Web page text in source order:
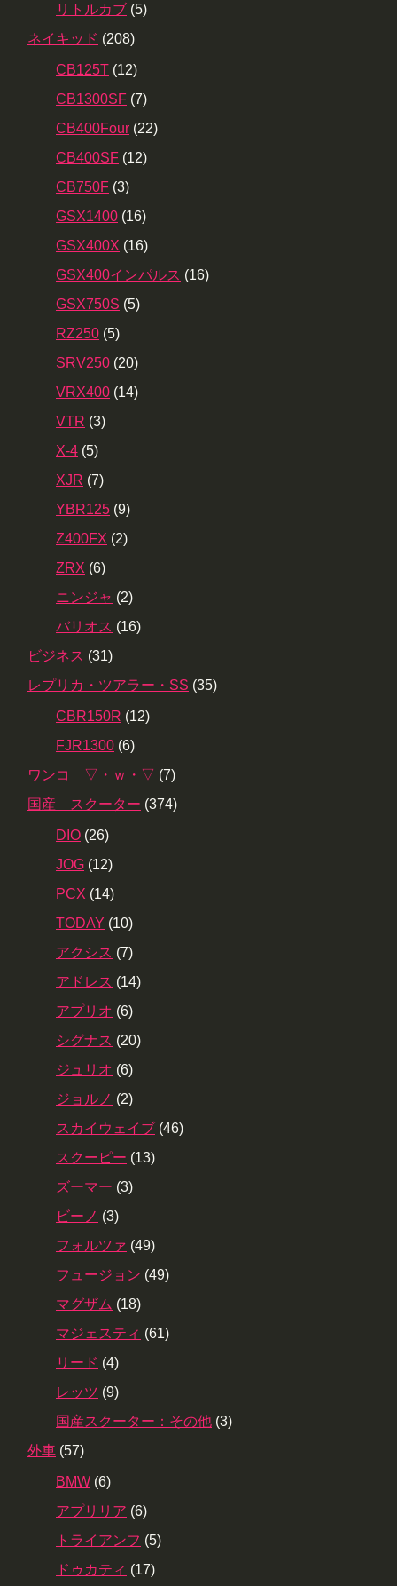
リトルカブ (5)
ネイキッド (208)
CB125T (12)
CB1300SF (7)
CB400Four (22)
CB400SF (12)
CB750F (3)
GSX1400 (16)
GSX400X (16)
GSX400インパルス (16)
GSX750S (5)
RZ250 (5)
SRV250 (20)
VRX400 (14)
VTR (3)
X-4 (5)
XJR (7)
YBR125 (9)
Z400FX (2)
ZRX (6)
ニンジャ (2)
バリオス (16)
ビジネス (31)
レプリカ・ツアラー・SS (35)
CBR150R (12)
FJR1300 (6)
ワンコ ▽・ｗ・▽ (7)
国産 スクーター (374)
DIO (26)
JOG (12)
PCX (14)
TODAY (10)
アクシス (7)
アドレス (14)
アプリオ (6)
シグナス (20)
ジュリオ (6)
ジョルノ (2)
スカイウェイブ (46)
スクーピー (13)
ズーマー (3)
ビーノ (3)
フォルツァ (49)
フュージョン (49)
マグザム (18)
マジェスティ (61)
リード (4)
レッツ (9)
国産スクーター：その他 (3)
外車 (57)
BMW (6)
アプリリア (6)
トライアンフ (5)
ドゥカティ (17)